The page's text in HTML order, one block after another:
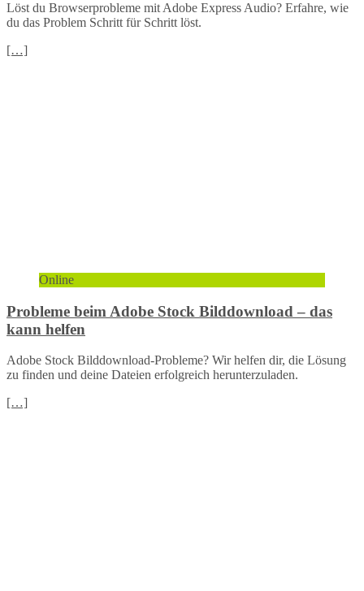
Löst du Browserprobleme mit Adobe Express Audio? Erfahre, wie
du das Problem Schritt für Schritt löst.
[…]
Online
Probleme beim Adobe Stock Bilddownload – das
kann helfen
Adobe Stock Bilddownload-Probleme? Wir helfen dir, die Lösung
zu finden und deine Dateien erfolgreich herunterzuladen.
[…]